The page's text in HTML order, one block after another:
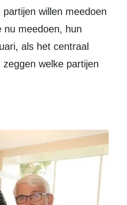
willen meedoen
nu meedoen, hun
als het centraal
welke partijen